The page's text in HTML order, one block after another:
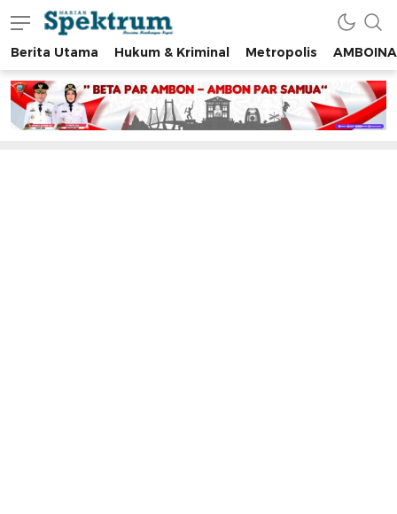
spektrumonline.com
Berita Utama Hukum & Kriminal Metropolis AMBOINA